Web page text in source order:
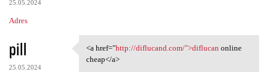
25.05.2024
Adres
pill
25.05.2024
<a href="http://diflucand.com
<a href="http://diflucand.com/">diflucan online
cheap</a>